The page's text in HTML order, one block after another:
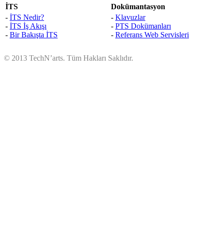
İTS
Dokümantasyon
- İTS Nedir?
- İTS İş Akışı
- Bir Bakışta İTS
- Klavuzlar
- PTS Dokümanları
- Referans Web Servisleri
© 2013 TechN’arts. Tüm Hakları Saklıdır.